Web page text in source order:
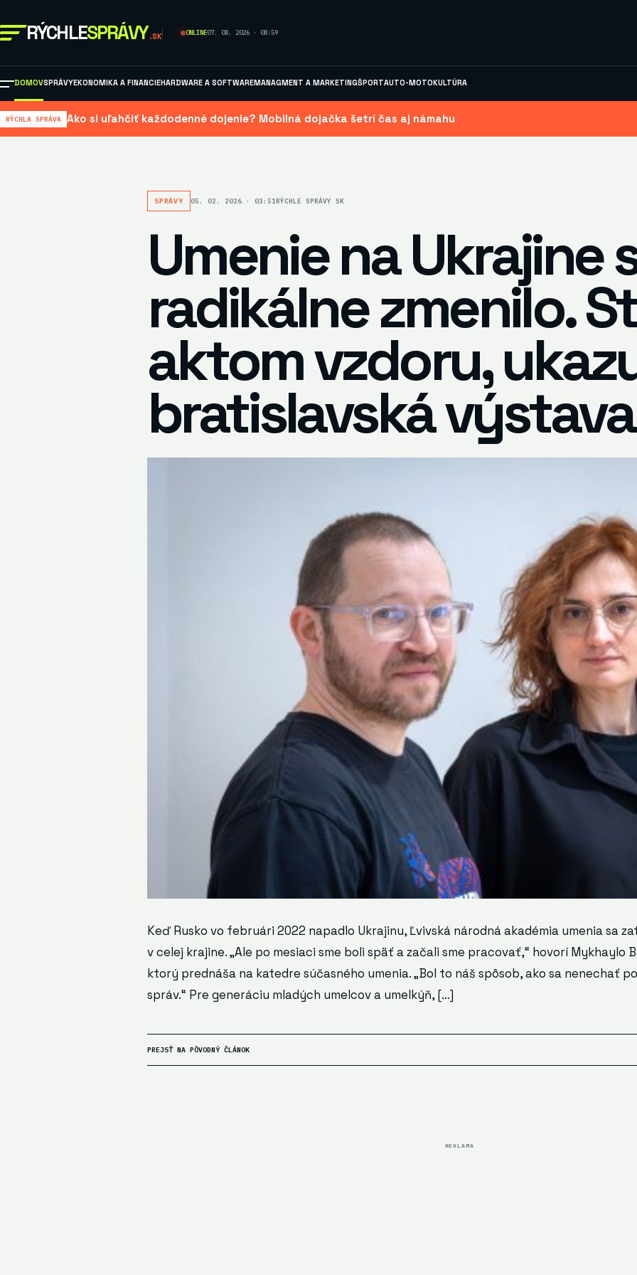
RÝCHLESPRÁVY .SK ONLINE07. 08. 2026 · 08:59
DOMOVSPRÁVYEKONOMIKA A FINANCIEHARDWARE A SOFTWAREMANAGMENT A MARKETINGŠPORTAUTO-MOTOKULTÚRA
RÝCHLA SPRÁVA Ako si uľahčiť každodenné dojenie? Mobilná dojačka šetrí čas aj námahu
SPRÁVY 05. 02. 2026 · 03:51RÝCHLE SPRÁVY SK
Umenie na Ukrajine
radikálne zmenilo.
aktom vzdoru,
bratislavská výstava
Keď Rusko vo februári 2022 napadlo Ukrajinu, Ľvivská národná akadémia umenia sa
v celej krajine. „Ale po mesiaci sme boli späť a začali sme pracovať,“ hovorí Mykhaylo
ktorý prednáša na katedre súčasného umenia. „Bol to náš spôsob, ako sa nenechať
správ.“ Pre generáciu mladých umelcov a umelkýň, […]
PREJSŤ NA PÔVODNÝ ČLÁNOK
REKLAMA